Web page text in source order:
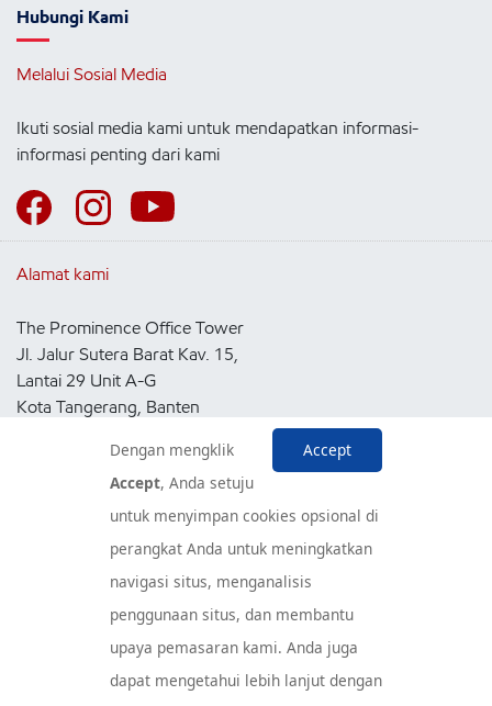
Hubungi Kami
Melalui Sosial Media
Ikuti sosial media kami untuk mendapatkan informasi-
informasi penting dari kami
Alamat kami
The Prominence Office Tower
Jl. Jalur Sutera Barat Kav. 15,
Lantai 29 Unit A-G
Kota Tangerang, Banten
Pusat Layanan Konsumen
Accept
Dengan mengklik
Accept, Anda setuju
untuk menyimpan cookies opsional di
perangkat Anda untuk meningkatkan
navigasi situs, menganalisis
penggunaan situs, dan membantu
upaya pemasaran kami. Anda juga
dapat mengetahui lebih lanjut dengan